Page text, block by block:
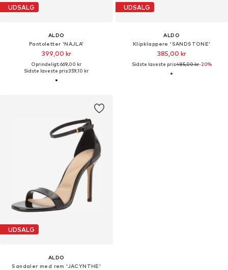
UDSALG
ALDO
Pantoletter 'NAJLA'
399,00 kr
Oprindeligt: 669,00 kr
Sidste laveste pris:359,10 kr
UDSALG
ALDO
Klipklappere 'SANDSTONE'
385,00 kr
Sidste laveste pris:485,00 kr-20%
UDSALG
ALDO
Sandaler med rem 'JACYNTHE'